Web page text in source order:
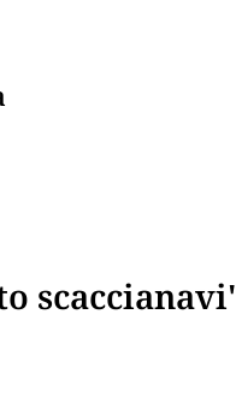
scaccianavi'